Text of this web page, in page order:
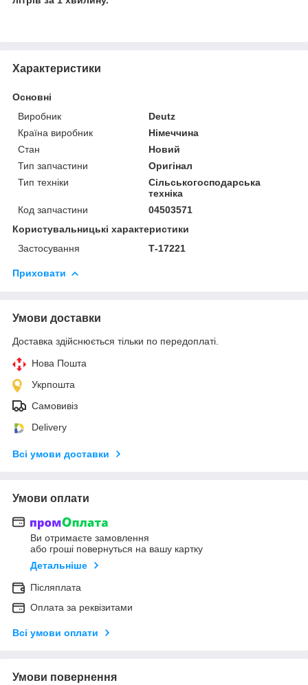
Характеристики
Основні
Виробник
Deutz
Країна виробник
Німеччина
Стан
Новий
Тип запчастини
Оригінал
Тип техніки
Сільськогосподарська
техніка
Код запчастини
04503571
Користувальницькі характеристики
Застосування
Т-17221
Приховати
Умови доставки
Доставка здійснюється тільки по передоплаті.
Нова Пошта
Укрпошта
Самовивіз
Delivery
Всі умови доставки
Умови оплати
Ви отримаєте замовлення
або гроші повернуться на вашу картку
Детальніше
Післяплата
Оплата за реквізитами
Всі умови оплати
Умови повернення